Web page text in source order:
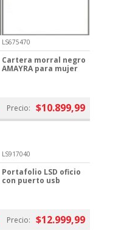
LS675470
Cartera morral negro
AMAYRA para mujer
Precio: $10.899,99
LS917040
Portafolio LSD oficio
con puerto usb
Precio: $12.999,99